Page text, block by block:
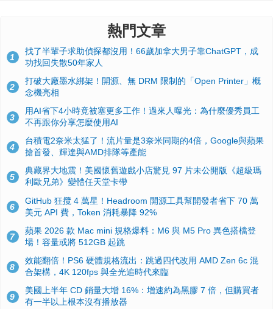
熱門文章
1
找了半輩子求助偵探都沒用！66歲加拿大男子靠ChatGPT，成
功找回失散50年家人
2
打破大廠墨水綁架！開源、無 DRM 限制的「Open Printer」概
念機亮相
3
用AI省下4小時竟被塞更多工作！過來人曝光：為什麼優秀員工
不再跟你分享怎麼使用AI
4
台積電2奈米太猛了！流片量是3奈米同期的4倍，Google與蘋果
搶首發、輝達與AMD排隊等產能
5
典藏界大地震！美國懷舊遊戲小店驚見 97 片未公開版《超級瑪
利歐兄弟》變體任天堂卡帶
6
GitHub 狂攬 4 萬星！Headroom 開源工具幫開發者省下 70 萬
美元 API 費，Token 消耗暴降 92%
7
蘋果 2026 款 Mac mini 規格爆料：M6 與 M5 Pro 異色搭檔登
場！容量或將 512GB 起跳
8
效能翻倍！PS6 硬體規格流出：跳過四代改用 AMD Zen 6c 混
合架構，4K 120fps 與全光追時代來臨
9
美國上半年 CD 銷量大增 16%：增速約為黑膠 7 倍，但購買者
有一半以上根本沒有播放器